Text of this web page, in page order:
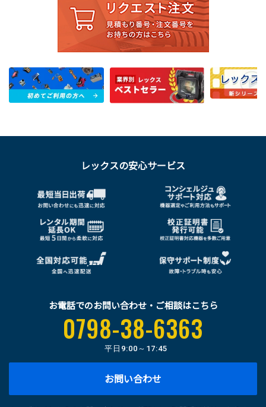
レックスの安心サービス
お電話でのお問い合わせ・ご相談はこちら
0798-38-6363
平日 9:00～17:45
お問い合わせ